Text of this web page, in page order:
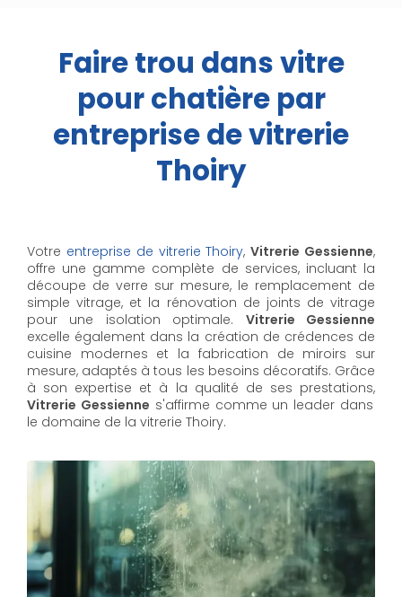
Faire trou dans vitre
pour chatière par
entreprise de vitrerie
Thoiry
Votre entreprise de vitrerie Thoiry,Vitrerie Gessienne,
offre une gamme complète de services, incluant la
découpe de verre sur mesure, le remplacement de
simple vitrage, et la rénovation de joints de vitrage
pour une isolation optimale. Vitrerie Gessienne
excelle également dans la création de crédences de
cuisine modernes et la fabrication de miroirs sur
mesure, adaptés à tous les besoins décoratifs. Grâce
à son expertise et à la qualité de ses prestations,
Vitrerie Gessienne s'affirme comme un leader dans
le domaine de la vitrerie Thoiry.